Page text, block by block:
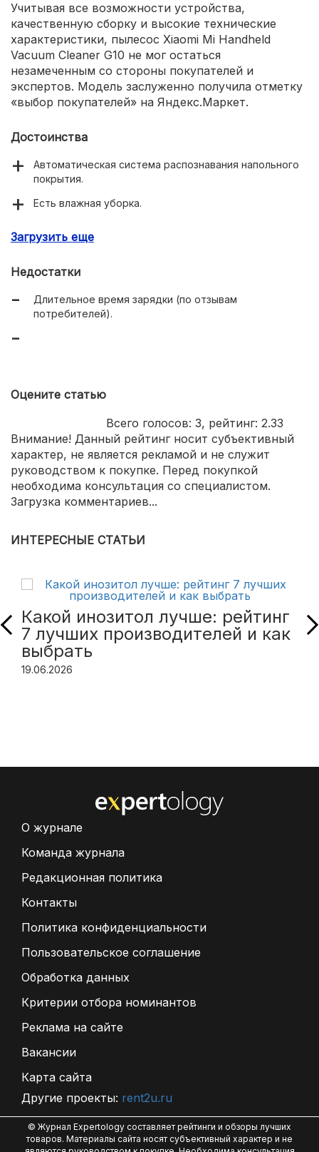
Учитывая все возможности устройства,
качественную сборку и высокие технические
характеристики, пылесос Xiaomi Mi Handheld
Vacuum Cleaner G10 не мог остаться
незамеченным со стороны покупателей и
экспертов. Модель заслуженно получила отметку
«выбор покупателей» на Яндекс.Маркет.
Достоинства
Автоматическая система распознавания напольного
покрытия.
Есть влажная уборка.
Хорошая комплектация.
Загрузить еще
Недостатки
Длительное время зарядки (по отзывам
потребителей).
Оцените статью
Всего голосов: 3, рейтинг: 2.33
Внимание! Данный рейтинг носит субъективный
характер, не является рекламой и не служит
руководством к покупке. Перед покупкой
необходима консультация со специалистом.
Загрузка комментариев...
ИНТЕРЕСНЫЕ СТАТЬИ
Какой инозитол лучше: рейтинг
7 лучших производителей и как
выбрать
19.06.2026
О журнале
Команда журнала
Редакционная политика
Контакты
Политика конфиденциальности
Пользовательское соглашение
Обработка данных
Критерии отбора номинантов
Реклама на сайте
Вакансии
Карта сайта
Другие проекты: rent2u.ru
© Журнал Expertology составляет рейтинги и обзоры лучших
товаров. Материалы сайта носят субъективный характер и не